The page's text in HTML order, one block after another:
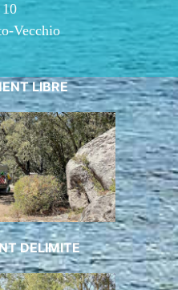
Vecchio
LIBRE
DELIMITE